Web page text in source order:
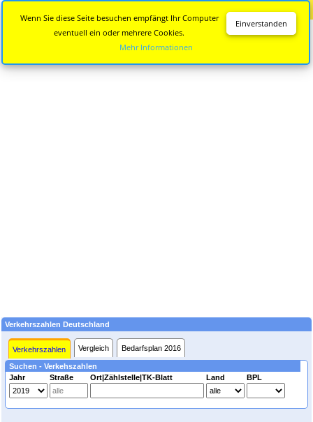
Verkehrszahlen Deutschland
Verkehrszahlen Vergleich Bedarfsplan 2016
Suchen - Verkehszahlen
Jahr
Straße Ort|Zählstelle|TK-Blatt Land BPL
Einverstanden
Wenn Sie diese Seite besuchen empfängt Ihr Computer
eventuell ein oder mehrere Cookies.
Mehr Informationen